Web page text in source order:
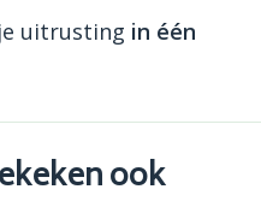
uitrusting in één
ook